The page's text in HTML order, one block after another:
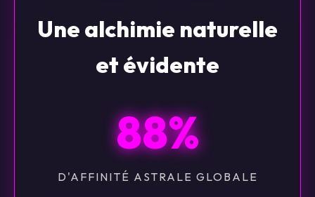
Une alchimie naturelle
et évidente
88%
D'AFFINITÉ ASTRALE GLOBALE